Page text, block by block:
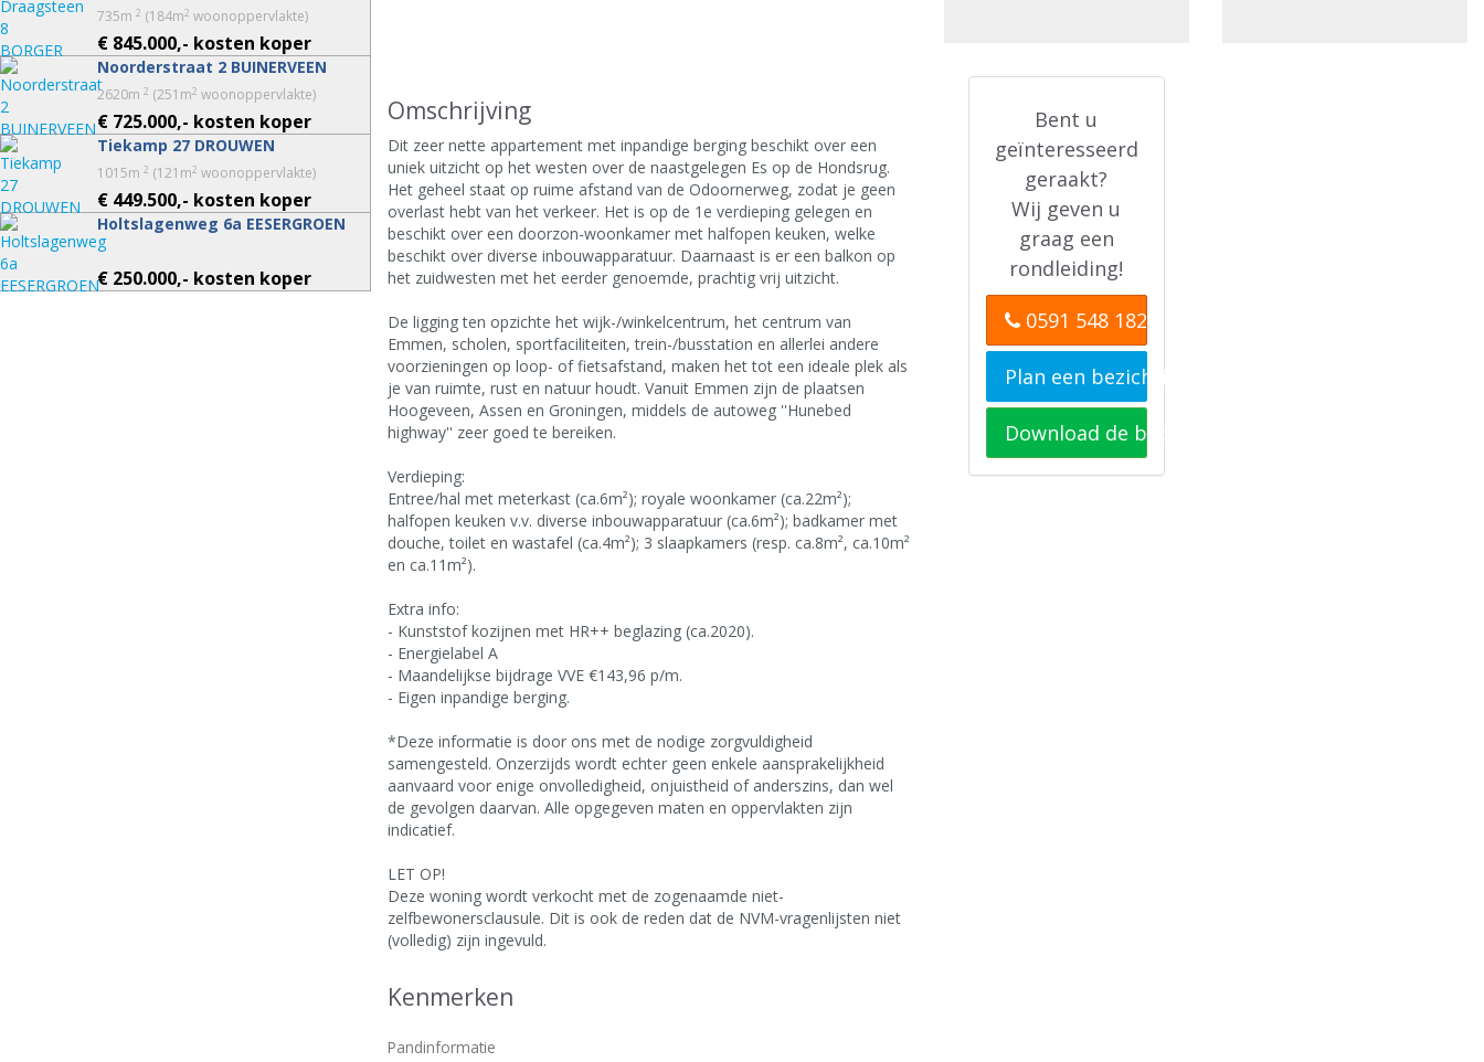
735m 2 (184m2 woonoppervlakte)
€ 845.000,- kosten koper
Noorderstraat 2 BUINERVEEN
2620m 2 (251m2 woonoppervlakte)
€ 725.000,- kosten koper
Tiekamp 27 DROUWEN
1015m 2 (121m2 woonoppervlakte)
€ 449.500,- kosten koper
Holtslagenweg 6a EESERGROEN
€ 250.000,- kosten koper
Omschrijving
Dit zeer nette appartement met inpandige berging beschikt over een
uniek uitzicht op het westen over de naastgelegen Es op de Hondsrug.
Het geheel staat op ruime afstand van de Odoornerweg, zodat je geen
overlast hebt van het verkeer. Het is op de 1e verdieping gelegen en
beschikt over een doorzon-woonkamer met halfopen keuken, welke
beschikt over diverse inbouwapparatuur. Daarnaast is er een balkon op
het zuidwesten met het eerder genoemde, prachtig vrij uitzicht.
De ligging ten opzichte het wijk-/winkelcentrum, het centrum van
Emmen, scholen, sportfaciliteiten, trein-/busstation en allerlei andere
voorzieningen op loop- of fietsafstand, maken het tot een ideale plek als
je van ruimte, rust en natuur houdt. Vanuit Emmen zijn de plaatsen
Hoogeveen, Assen en Groningen, middels de autoweg ''Hunebed
highway'' zeer goed te bereiken.
Verdieping:
Entree/hal met meterkast (ca.6m²); royale woonkamer (ca.22m²);
halfopen keuken v.v. diverse inbouwapparatuur (ca.6m²); badkamer met
douche, toilet en wastafel (ca.4m²); 3 slaapkamers (resp. ca.8m², ca.10m²
en ca.11m²).
Extra info:
- Kunststof kozijnen met HR++ beglazing (ca.2020).
- Energielabel A
- Maandelijkse bijdrage VVE €143,96 p/m.
- Eigen inpandige berging.
*Deze informatie is door ons met de nodige zorgvuldigheid
samengesteld. Onzerzijds wordt echter geen enkele aansprakelijkheid
aanvaard voor enige onvolledigheid, onjuistheid of anderszins, dan wel
de gevolgen daarvan. Alle opgegeven maten en oppervlakten zijn
indicatief.
LET OP!
Deze woning wordt verkocht met de zogenaamde niet-
zelfbewonersclausule. Dit is ook de reden dat de NVM-vragenlijsten niet
(volledig) zijn ingevuld.
Kenmerken
Pandinformatie
Bent u
geïnteresseerd
geraakt?
Wij geven u
graag een
rondleiding!
0591 548 182
Plan een bezichtiging
Download de brochure(s)